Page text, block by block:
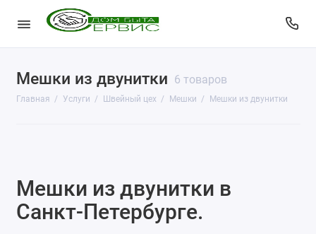
Мешки из двунитки 6 товаров
Главная Услуги Швейный цех Мешки Мешки из двунитки
КопиЦентр
Заправка картриджей
Мешки из двунитки в
Санкт-Петербурге.